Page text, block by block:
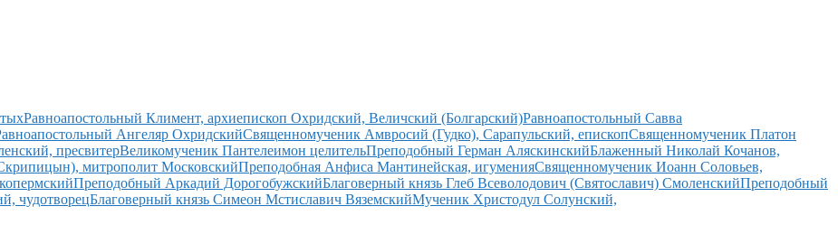
Равноапостольный Климент, архиепископ Охридский, Величский (Болгарский)Равноапостольный Савва
Ангеляр ОхридскийСвященномученик Амвросий (Гудко), Сарапульский, епископСвященномученик Платон
пресвитерВеликомученик Пантелеимон целительПреподобный Герман АляскинскийБлаженный Николай Кочанов,
митрополит МосковскийПреподобная Анфиса Мантинейская, игуменияСвященномученик Иоанн Соловьев,
Преподобный Аркадий ДорогобужскийБлаговерный князь Глеб Всеволодович (Святославич) СмоленскийПреподобный
чудотворецБлаговерный князь Симеон Мстиславич ВяземскийМученик Христодул Солунский,